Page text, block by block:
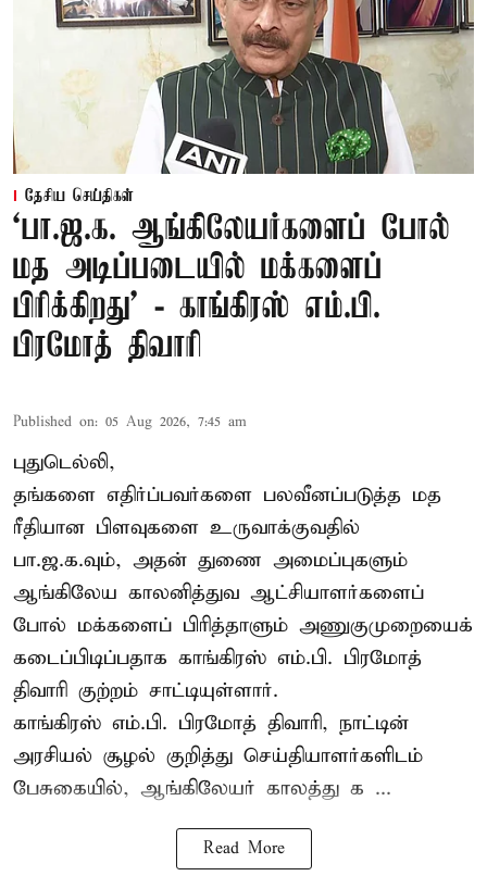
தேசிய செய்திகள்
‘பா.ஜ.க. ஆங்கிலேயர்களைப் போல்
மத அடிப்படையில் மக்களைப்
பிரிக்கிறது’ - காங்கிரஸ் எம்.பி.
பிரமோத் திவாரி
Published on: 05 Aug 2026, 7:45 am
புதுடெல்லி,
தங்களை எதிர்ப்பவர்களை பலவீனப்படுத்த மத
ரீதியான பிளவுகளை உருவாக்குவதில்
பா.ஜ.க.வும், அதன் துணை அமைப்புகளும்
ஆங்கிலேய காலனித்துவ ஆட்சியாளர்களைப்
போல் மக்களைப் பிரித்தாளும் அணுகுமுறையைக்
கடைப்பிடிப்பதாக காங்கிரஸ் எம்.பி. பிரமோத்
திவாரி குற்றம் சாட்டியுள்ளார்.
காங்கிரஸ் எம்.பி. பிரமோத் திவாரி, நாட்டின்
அரசியல் சூழல் குறித்து செய்தியாளர்களிடம்
பேசுகையில், ஆங்கிலேயர் காலத்து க ...
Read More